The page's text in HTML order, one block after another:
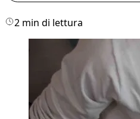
2 min di lettura